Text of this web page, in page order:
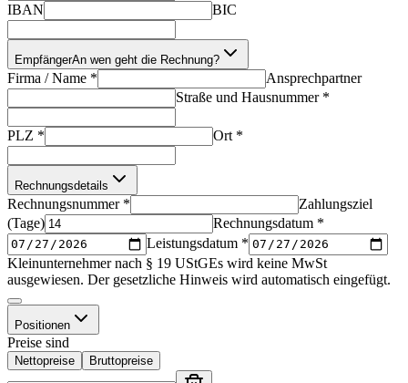
IBAN BIC
EmpfängerAn wen geht die Rechnung?
Firma / Name *
Ansprechpartner
Straße und Hausnummer*
PLZ * Ort *
Rechnungsdetails
Rechnungsnummer*
Zahlungsziel
(Tage)
Rechnungsdatum *
Leistungsdatum *
Kleinunternehmer nach § 19 UStGEs wird keine MwSt
ausgewiesen. Der gesetzliche Hinweis wird automatisch eingefügt.
Positionen
Preise sind
Nettopreise Bruttopreise